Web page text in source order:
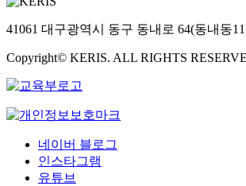
41061 대구광역시 동구 동내로 64(동내동
Copyright© KERIS. ALL RIGHTS
네이버 블로그
인스타그램
유튜브